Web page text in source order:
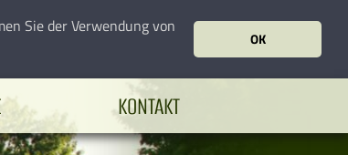
Sie der Verwendung von
OK
KONTAKT